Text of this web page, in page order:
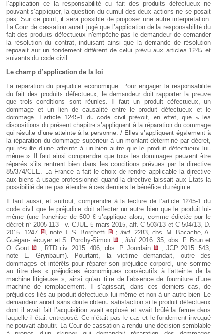
l’application de la responsabilité du fait des produits défectueux ne
pouvant s’appliquer, la question du cumul des deux actions ne se posait
pas. Sur ce point, il sera possible de proposer une autre interprétation.
La Cour de cassation aurait jugé que l’application de la responsabilité du
fait des produits défectueux n’empêche pas le demandeur de demander
la résolution du contrat, induisant ainsi que la demande de résolution
reposait sur un fondement différent de celui prévu aux articles 1245 et
suivants du code civil.
Le champ d’application de la loi
La réparation du préjudice économique. Pour engager la responsabilité
du fait des produits défectueux, le demandeur doit rapporter la preuve
que trois conditions sont réunies. Il faut un produit défectueux, un
dommage et un lien de causalité entre le produit défectueux et le
dommage. L’article 1245-1 du code civil prévoit, en effet, que « les
dispositions du présent chapitre s’appliquent à la réparation du dommage
qui résulte d’une atteinte à la personne. / Elles s’appliquent également à
la réparation du dommage supérieur à un montant déterminé par décret,
qui résulte d’une atteinte à un bien autre que le produit défectueux lui-
même ». Il faut ainsi comprendre que tous les dommages peuvent être
réparés s’ils rentrent bien dans les conditions prévues par la directive
85/374/CEE. La France a fait le choix de rendre applicable la directive
aux biens à usage professionnel quand la directive laissait aux États la
possibilité de ne pas étendre à ces derniers le bénéfice du régime.
Il faut aussi, et surtout, comprendre à la lecture de l’article 1245-1 du
code civil que le préjudice doit affecter un autre bien que le produit lui-
même (une franchise de 500 € s’applique alors, comme édictée par le
décret n° 2005-113 ; v. CJUE 5 mars 2015, aff. C-503/13 et C-504/13, D.
2015. 1247
, note J.-S. Borghetti ;ibid. 2283, obs. M. Bacache, A.
Guégan-Lécuyer et S. Porchy-Simon
; ibid. 2016. 35, obs. P. Brun et
O. Gout
; RTD civ. 2015. 406, obs. P. Jourdain
; JCP 2015. 543,
note L. Grynbaum). Pourtant, la victime demandait, outre des
dommages et intérêts pour réparer son préjudice corporel, une somme
au titre des « préjudices économiques consécutifs à l’atteinte de la
machine litigieuse », ainsi qu’au titre de l’absence de fourniture d’une
machine de remplacement. Il s’agissait, dans ces derniers cas, de
préjudices liés au produit défectueux lui-même et non à un autre bien. Le
demandeur aurait sans doute obtenu satisfaction si le produit défectueux
dont il avait fait l’acquisition avait explosé et avait brûlé la ferme dans
laquelle il était entreposé. Ce n’était pas le cas et le fondement invoqué
ne pouvait aboutir. La Cour de cassation a rendu une décision semblable